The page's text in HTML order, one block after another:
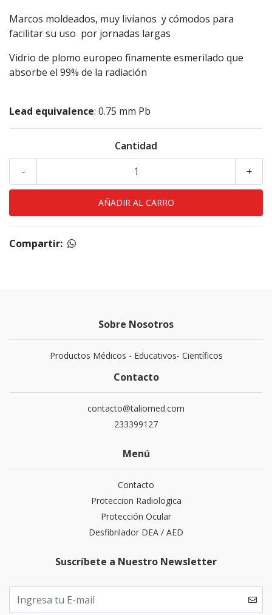
Marcos moldeados, muy livianos y cómodos para
facilitar su uso por jornadas largas
Vidrio de plomo europeo finamente esmerilado que
absorbe el 99% de la radiación
Lead equivalence: 0.75 mm Pb
Cantidad
+
-
Compartir:
Sobre Nosotros
Productos Médicos - Educativos- Científicos
Contacto
contacto@taliomed.com
233399127
Menú
Contacto
Proteccion Radiologica
Protección Ocular
Desfibrilador DEA / AED
Suscríbete a Nuestro Newsletter